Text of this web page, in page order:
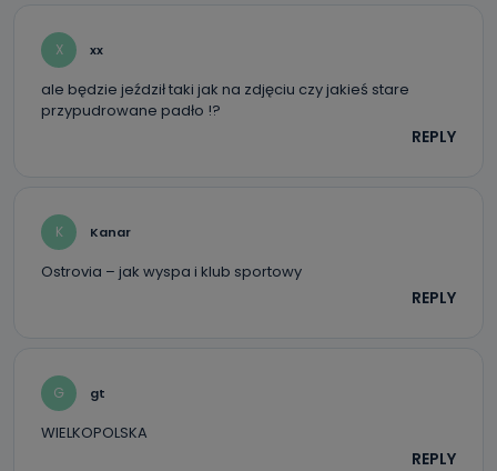
X xx
ale będzie jeździł taki jak na zdjęciu czy jakieś stare
przypudrowane padło !?
REPLY
K Kanar
Ostrovia – jak wyspa i klub sportowy
REPLY
G gt
WIELKOPOLSKA
REPLY